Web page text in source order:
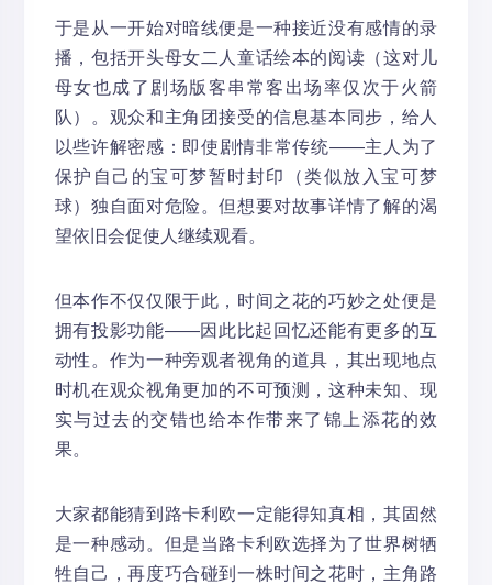
于是从一开始对暗线便是一种接近没有感情的录
播，包括开头母女二人童话绘本的阅读（这对儿
母女也成了剧场版客串常客出场率仅次于火箭
队）。观众和主角团接受的信息基本同步，给人
以些许解密感：即使剧情非常传统——主人为了
保护自己的宝可梦暂时封印（类似放入宝可梦
球）独自面对危险。但想要对故事详情了解的渴
望依旧会促使人继续观看。
但本作不仅仅限于此，时间之花的巧妙之处便是
拥有投影功能——因此比起回忆还能有更多的互
动性。作为一种旁观者视角的道具，其出现地点
时机在观众视角更加的不可预测，这种未知、现
实与过去的交错也给本作带来了锦上添花的效
果。
大家都能猜到路卡利欧一定能得知真相，其固然
是一种感动。但是当路卡利欧选择为了世界树牺
牲自己，再度巧合碰到一株时间之花时，主角路